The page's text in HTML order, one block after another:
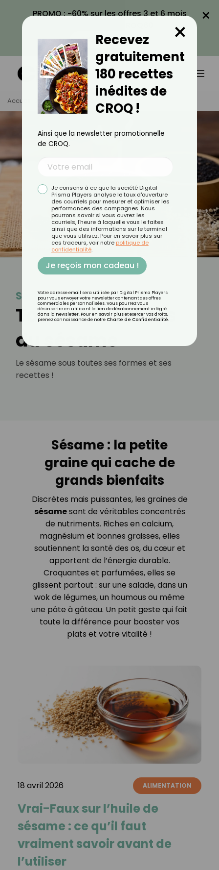
PROMO : -60% sur les offres 3 et 6 mois
VOIR LA PROMO
×
Accueil Tag Sésame
Sésame
Tous les bienfaits
du sésame
Le sésame sous toutes ses formes et ses
recettes !
Sésame : la petite
graine qui cache de
grands bienfaits
Discrètes mais puissantes, les graines de
sésamesont de véritables concentrés
de nutriments. Riches en calcium,
magnésium et bonnes graisses, elles
soutiennent la santé des os, du cœur et
apportent de l’énergie durable.
Croquantes et parfumées, elles se
glissent partout : sur une salade, dans un
wok de légumes, un houmous ou même
une pâte à gâteau. Un petit geste qui fait
toute la différence pour booster vos
plats et votre vitalité !
18 avril 2026 ALIMENTATION
Vrai-Faux sur l’huile de
sésame : ce qu’il faut
vraiment savoir avant de
l’utiliser
Recevez
gratuitement
180 recettes
inédites de
CROQ !
×
Ainsi que la newsletter promotionnelle
de CROQ.
Je consens à ce que la société Digital
Prisma Players analyse le taux d'ouverture
des courriels pour mesurer et optimiser les
performances des campagnes. Nous
pourrons savoir si vous ouvrez les
courriels, l'heure à laquelle vous le faites
ainsi que des informations sur le terminal
que vous utilisez. Pour en savoir plus sur
ces traceurs, voir notre politique de
confidentialité.
Je reçois mon cadeau !
Votre adresse email sera utilisée par Digital Prisma Players
pour vous envoyer votre newsletter contenant des offres
commerciales personnalisées. Vous pourrez vous
désinscrire en utilisant le lien de désabonnement intégré
dans la newsletter. Pour en savoir plus et exercer vos droits,
prenez connaissance de notre Charte de Confidentialité.